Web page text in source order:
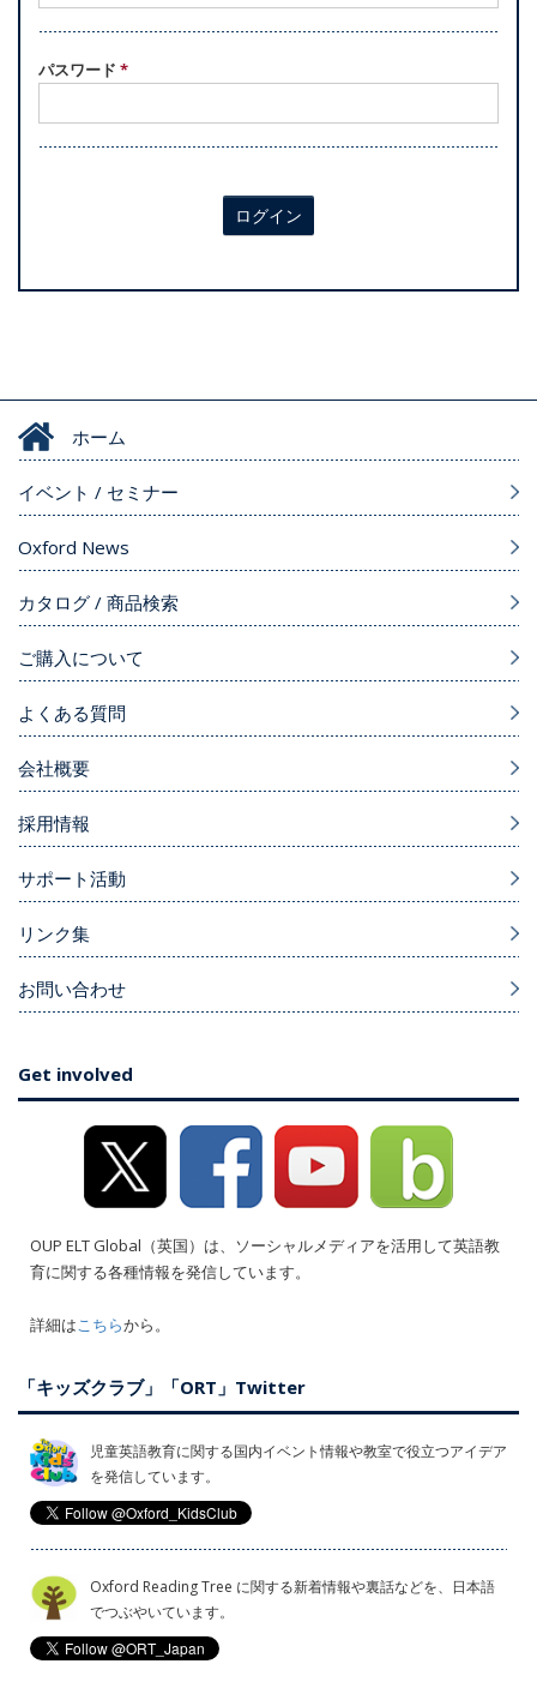
パスワード *
ログイン
ホーム
イベント / セミナー
Oxford News
カタログ / 商品検索
ご購入について
よくある質問
会社概要
採用情報
サポート活動
リンク集
お問い合わせ
Get involved
OUP ELT Global（英国）は、ソーシャルメディアを活用して英語教
育に関する各種情報を発信しています。
詳細はこちらから。
「キッズクラブ」「ORT」Twitter
児童英語教育に関する国内イベント情報や教室で役立つアイデア
を発信しています。
Oxford Reading Tree に関する新着情報や裏話などを、日本語
でつぶやいています。